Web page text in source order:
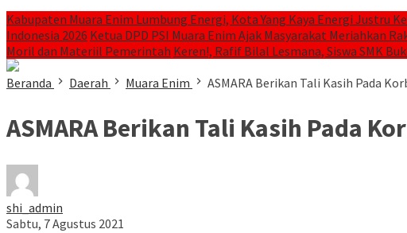
Kabupaten Muara Enim Lumbung Energi, Kota Yang Kaya Energi Justru
Indonesia 2026 Ketua DPD PSI Muara Enim Ajak Masyarakat Meriahkan
Moril dan Materiil Pemerintah Keren!, Rafif Bilal Lesmana, Siswa SMK
Beranda
Daerah Muara Enim ASMARA Berikan Tali Kasih Pada
ASMARA Berikan Tali Kasih Pada
shi_admin
Sabtu, 7 Agustus 2021